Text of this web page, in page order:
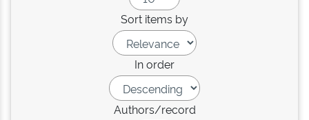
Sort items by
In order
Authors/record